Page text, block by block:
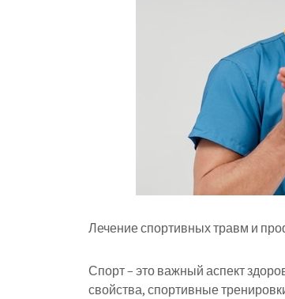
Лечение спортивных травм и
Спорт – это важный аспект
свойства, спортивные